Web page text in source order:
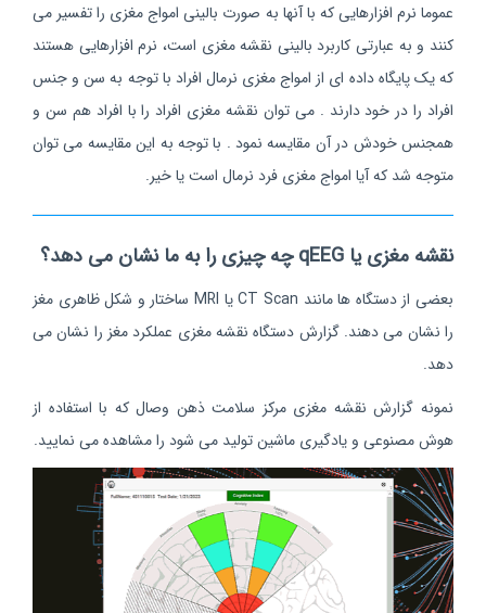
عموما نرم افزارهایی که با آنها به صورت بالینی امواج مغزی را تفسیر می
کنند و به عبارتی کاربرد بالینی نقشه مغزی است، نرم افزارهایی هستند
که یک پایگاه داده ای از امواج مغزی نرمال افراد با توجه به سن و جنس
افراد را در خود دارند . می توان نقشه مغزی افراد را با افراد هم سن و
همجنس خودش در آن مقایسه نمود . با توجه به این مقایسه می توان
متوجه شد که آیا امواج مغزی فرد نرمال است یا خیر.
نقشه مغزی یا qEEG چه چیزی را به ما نشان می دهد؟
بعضی از دستگاه ها مانند CT Scan یا MRI ساختار و شکل ظاهری مغز
را نشان می دهند. گزارش دستگاه نقشه مغزی عملکرد مغز را نشان می
دهد.
نمونه گزارش نقشه مغزی مرکز سلامت ذهن وصال که با استفاده از
هوش مصنوعی و یادگیری ماشین تولید می شود را مشاهده می نمایید.